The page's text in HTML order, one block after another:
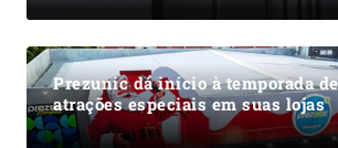
Prezunic dá início à temporada
atrações especiais em suas lojas